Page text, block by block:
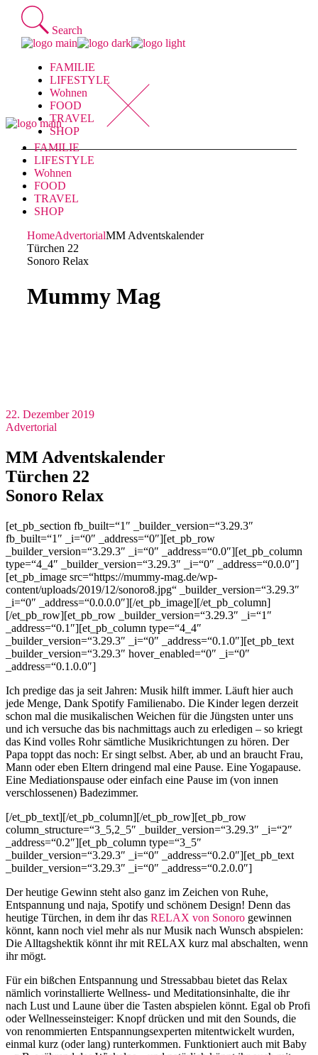
Skip
content
Search
FAMILIE
LIFESTYLE
Wohnen
FOOD
TRAVEL
SHOP
FAMILIE
LIFESTYLE
Wohnen
FOOD
TRAVEL
SHOP
HomeAdvertorialMM Adventskalender
Türchen 22
Sonoro Relax
Mummy Mag
22. Dezember 2019
Advertorial
MM Adventskalender
Türchen 22
Sonoro Relax
[et_pb_section fb_built=“1″ _builder_version=“3.29.3″
fb_built=“1″ _i=“0″ _address=“0″][et_pb_row
_builder_version=“3.29.3″ _i=“0″ _address=“0.0″][et_pb_column
type=“4_4″ _builder_version=“3.29.3″ _i=“0″ _address=“0.0.0″]
[et_pb_image src=“https://mummy-mag.de/wp-
content/uploads/2019/12/sonoro8.jpg“ _builder_version=“3.29.3″
_i=“0″ _address=“0.0.0.0″][/et_pb_image][/et_pb_column]
[/et_pb_row][et_pb_row _builder_version=“3.29.3″ _i=“1″
_address=“0.1″][et_pb_column type=“4_4″
_builder_version=“3.29.3″ _i=“0″ _address=“0.1.0″][et_pb_text
_builder_version=“3.29.3″ hover_enabled=“0″ _i=“0″
_address=“0.1.0.0″]
Ich predige das ja seit Jahren: Musik hilft immer. Läuft hier auch
jede Menge, Dank Spotify Familienabo. Die Kinder legen derzeit
schon mal die musikalischen Weichen für die Jüngsten unter uns
und ich versuche das bis nachmittags auch zu erledigen – so kriegt
das Kind volles Rohr sämtliche Musikrichtungen zu hören. Der
Papa toppt das noch: Er singt selbst. Aber, ab und an braucht Frau,
Mann oder eben Eltern dringend mal eine Pause. Eine Yogapause.
Eine Mediationspause oder einfach eine Pause im (von innen
verschlossenen) Badezimmer.
[/et_pb_text][/et_pb_column][/et_pb_row][et_pb_row
column_structure=“3_5,2_5″ _builder_version=“3.29.3″ _i=“2″
_address=“0.2″][et_pb_column type=“3_5″
_builder_version=“3.29.3″ _i=“0″ _address=“0.2.0″][et_pb_text
_builder_version=“3.29.3″ _i=“0″ _address=“0.2.0.0″]
Der heutige Gewinn steht also ganz im Zeichen von Ruhe,
Entspannung und naja, Spotify und schönem Design! Denn das
heutige Türchen, in dem ihr das RELAX von Sonoro gewinnen
könnt, kann noch viel mehr als nur Musik nach Wunsch abspielen:
Die Alltagshektik könnt ihr mit RELAX kurz mal abschalten, wenn
ihr mögt.
Für ein bißchen Entspannung und Stressabbau bietet das Relax
nämlich vorinstallierte Wellness- und Meditationsinhalte, die ihr
nach Lust und Laune über die Tasten abspielen könnt. Egal ob Profi
oder Wellnesseinsteiger: Knopf drücken und mit den Sounds, die
von renommierten Entspannungsexperten mitentwickelt wurden,
einmal kurz (oder lang) runterkommen. Funktioniert auch mit Baby